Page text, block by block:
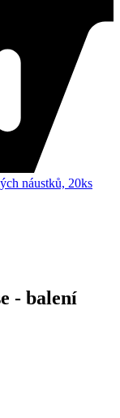
náustků, 20ks
- balení